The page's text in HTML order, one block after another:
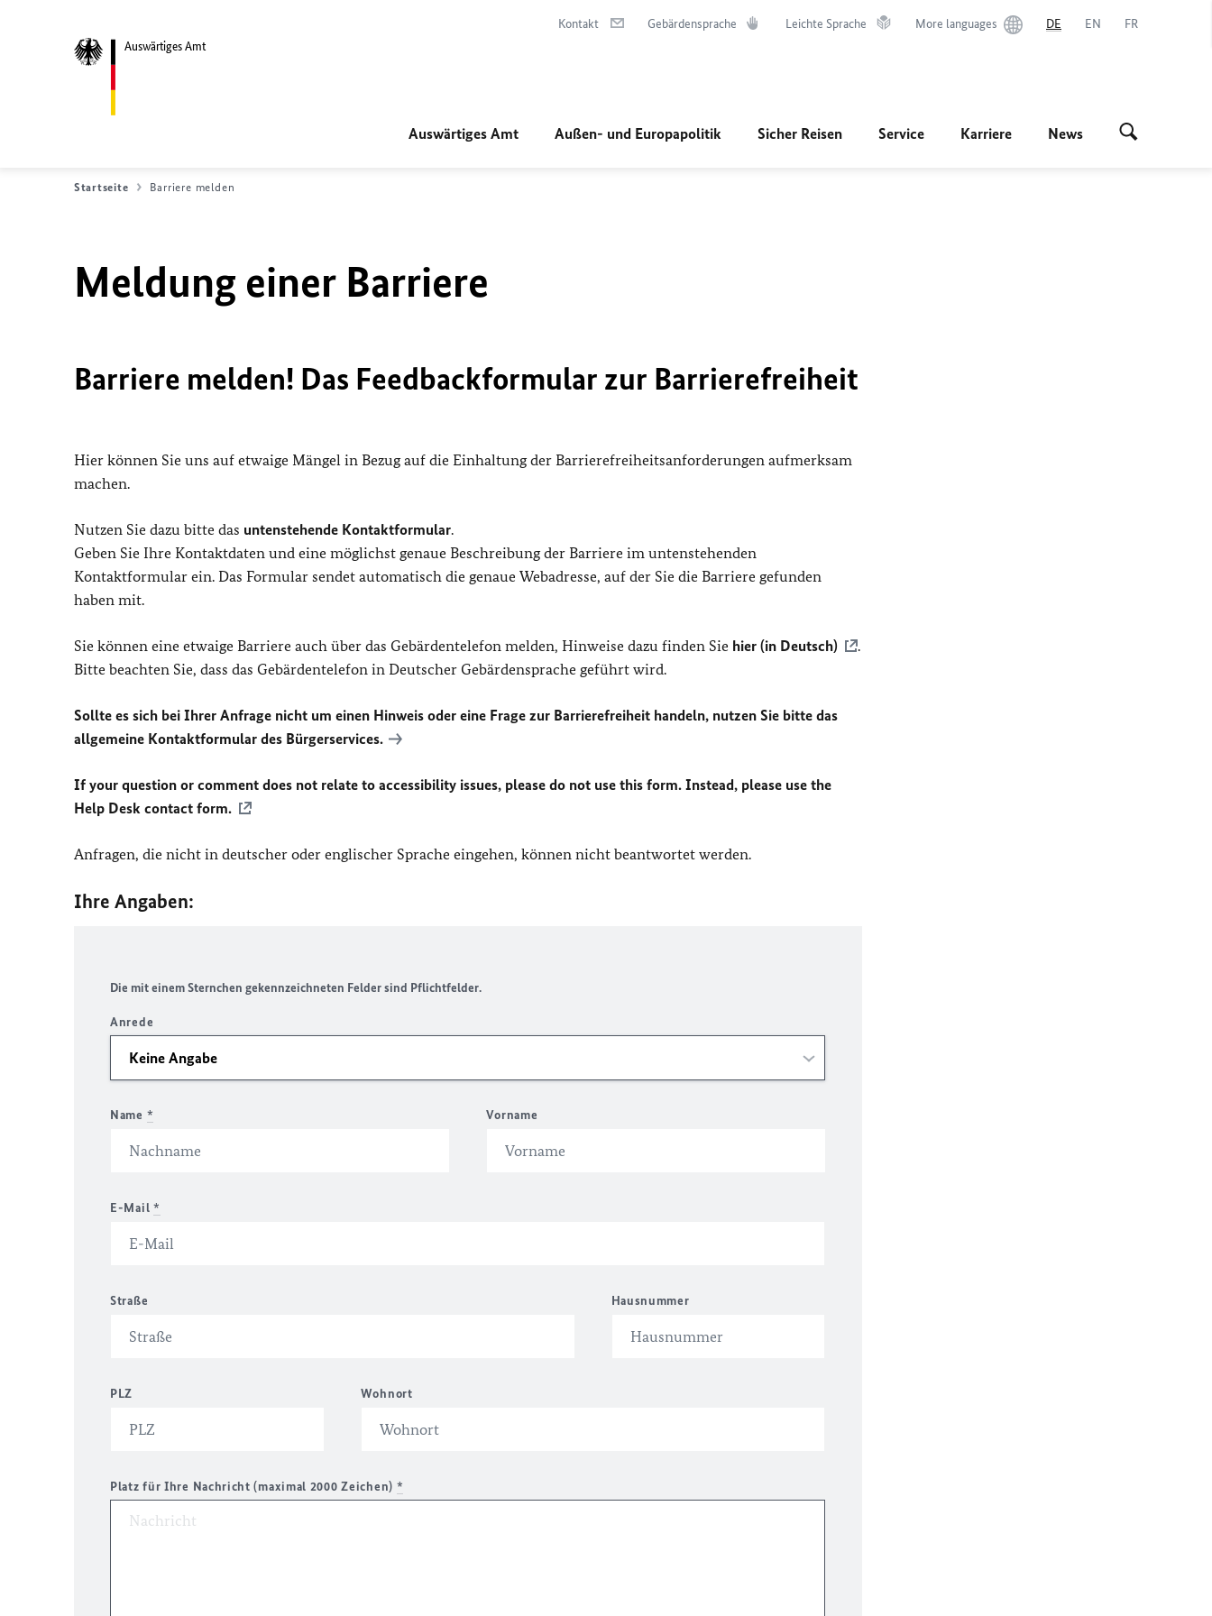
Auswärtiges Amt
Kontakt Gebärdensprache Leichte Sprache More languages DE EN FR
Auswärtiges Amt Außen- und Europapolitik Sicher Reisen Service Karriere News
Startseite Barriere melden
Meldung einer Barriere
Barriere melden! Das Feedbackformular zur Barrierefreiheit
Hier können Sie uns auf etwaige Mängel in Bezug auf die Einhaltung der Barrierefreiheitsanforderungen aufmerksam
machen.
Nutzen Sie dazu bitte das untenstehende Kontaktformular.
Geben Sie Ihre Kontaktdaten und eine möglichst genaue Beschreibung der Barriere im untenstehenden
Kontaktformular ein. Das Formular sendet automatisch die genaue Webadresse, auf der Sie die Barriere gefunden
haben mit.
Sie können eine etwaige Barriere auch über das Gebärdentelefon melden, Hinweise dazu finden Sie hier (in Deutsch)
.
Bitte beachten Sie, dass das Gebärdentelefon in Deutscher Gebärdensprache geführt wird.
Sollte es sich bei Ihrer Anfrage nicht um einen Hinweis oder eine Frage zur Barrierefreiheit handeln, nutzen Sie bitte das
allgemeine Kontaktformular des Bürgerservices.
If your question or comment does not relate to accessibility issues, please do not use this form. Instead, please use the
Help Desk contact form.
Anfragen, die nicht in deutscher oder englischer Sprache eingehen, können nicht beantwortet werden.
Ihre Angaben:
Die mit einem Sternchen gekennzeichneten Felder sind Pflichtfelder.
Anrede
Name * Vorname
E-Mail *
Straße Hausnummer
PLZ Wohnort
Platz für Ihre Nachricht (maximal 2000 Zeichen) *